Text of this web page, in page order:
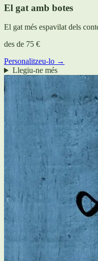
El gat amb botes
El gat més espavilat dels
des de 75 €
Personalitzeu-lo →
Llegiu-ne més